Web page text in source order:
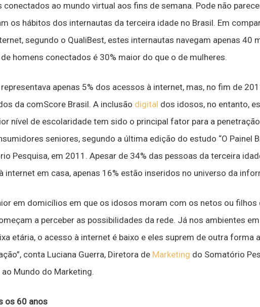
ao mundo virtual aos fins de semana. Pode não
os hábitos dos internautas da terceira idade no Brasil. Em
segundo o QualiBest, estes internautas navegam apenas 40
homens conectados é 30% maior do que o de mulheres.
apenas 5% dos acessos à internet, mas, no fim de
da comScore Brasil. A inclusão digital dos idosos, no entanto,
nível de escolaridade tem sido o principal fator para a
seniores, segundo a última edição do estudo “O Painel
Pesquisa, em 2011. Apesar de 34% das pessoas da terceira
internet em casa, apenas 16% estão inseridos no universo da
em domicílios em que os idosos moram com os netos ou filhos
a perceber as possibilidades da rede. Já nos ambientes
etária, o acesso à internet é baixo e eles suprem de outra forma
conta Luciana Guerra, Diretora de Marketing do Somatório
Mundo do Marketing.
os 60 anos